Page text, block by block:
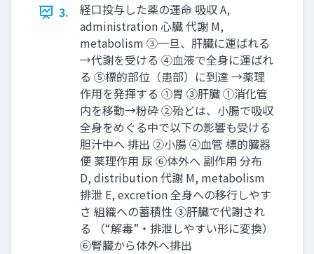
3.
経口投与した薬の運命 吸収 A,
administration 心臓 代謝 M,
metabolism ③一旦、肝臓に運ばれる
→代謝を受ける ④血液で全身に運ばれ
る ⑤標的部位（患部）に到達 →薬理
作用を発揮する ①胃 ③肝臓 ①消化管
内を移動→粉砕 ②殆どは、小腸で吸収
全身をめぐる中で以下の影響も受ける
胆汁中へ 排出 ②小腸 ④血管 標的臓器
便 薬理作用 尿 ⑥体外へ 副作用 分布
D, distribution 代謝 M, metabolism
排泄 E, excretion 全身への移行しやす
さ 組織への蓄積性 ③肝臓で代謝され
る （“解毒”・排泄しやすい形に変換）
⑥腎臓から体外へ排出